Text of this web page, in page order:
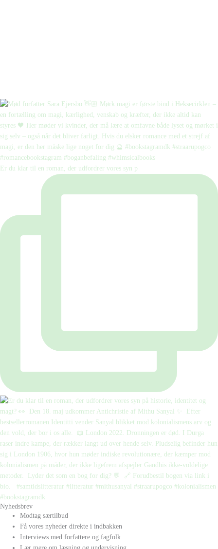
Er du klar til en roman, der udfordrer vores syn p
Nyhedsbrev
Modtag særtilbud
Få vores nyheder direkte i indbakken
Interviews med forfattere og fagfolk